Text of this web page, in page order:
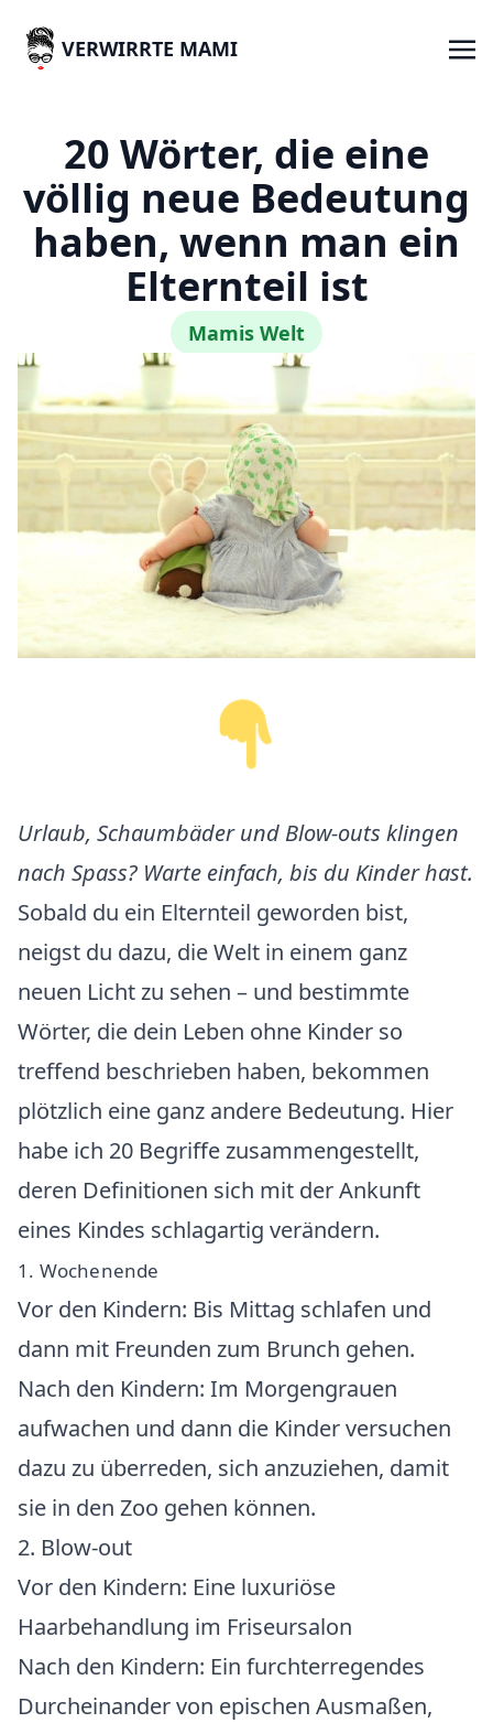
VERWIRRTE MAMI
20 Wörter, die eine
völlig neue Bedeutung
haben, wenn man ein
Elternteil ist
Mamis Welt
Urlaub, Schaumbäder und Blow-outs klingen
nach Spass? Warte einfach, bis du Kinder hast.
Sobald du ein Elternteil geworden bist,
neigst du dazu, die Welt in einem ganz
neuen Licht zu sehen – und bestimmte
Wörter, die dein Leben ohne Kinder so
treffend beschrieben haben, bekommen
plötzlich eine ganz andere Bedeutung. Hier
habe ich 20 Begriffe zusammengestellt,
deren Definitionen sich mit der Ankunft
eines Kindes schlagartig verändern.
1. Wochenende
Vor den Kindern: Bis Mittag schlafen und
dann mit Freunden zum Brunch gehen.
Nach den Kindern: Im Morgengrauen
aufwachen und dann die Kinder versuchen
dazu zu überreden, sich anzuziehen, damit
sie in den Zoo gehen können.
2. Blow-out
Vor den Kindern: Eine luxuriöse
Haarbehandlung im Friseursalon
Nach den Kindern: Ein furchterregendes
Durcheinander von epischen Ausmaßen,